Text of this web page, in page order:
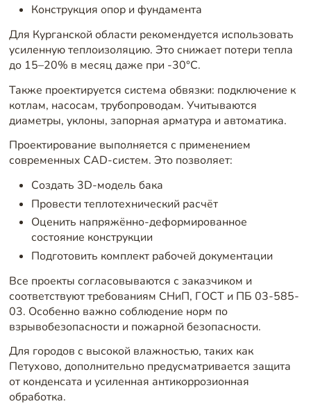
Конструкция опор и фундамента
Для Курганской области рекомендуется использовать
усиленную теплоизоляцию. Это снижает потери тепла
до 15–20% в месяц даже при -30°C.
Также проектируется система обвязки: подключение к
котлам, насосам, трубопроводам. Учитываются
диаметры, уклоны, запорная арматура и автоматика.
Проектирование выполняется с применением
современных CAD-систем. Это позволяет:
Создать 3D-модель бака
Провести теплотехнический расчёт
Оценить напряжённо-деформированное
состояние конструкции
Подготовить комплект рабочей документации
Все проекты согласовываются с заказчиком и
соответствуют требованиям СНиП, ГОСТ и ПБ 03-585-
03. Особенно важно соблюдение норм по
взрывобезопасности и пожарной безопасности.
Для городов с высокой влажностью, таких как
Петухово, дополнительно предусматривается защита
от конденсата и усиленная антикоррозионная
обработка.